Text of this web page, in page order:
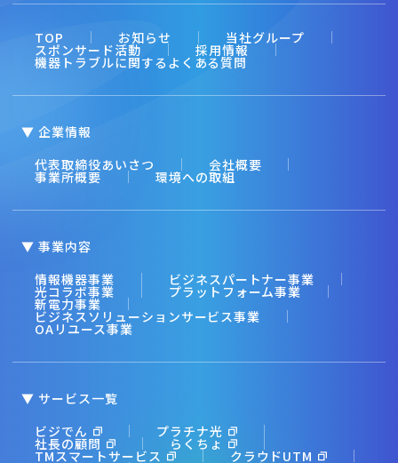
TOP お知らせ 当社グループ
スポンサード活動 採用情報
機器トラブルに関するよくある質問
▼ 企業情報
代表取締役あいさつ
会社概要
事業所概要 環境への取組
▼ 事業内容
情報機器事業
ビジネスパートナー事業
光コラボ事業 プラットフォーム事業
新電力事業
ビジネスソリューションサービス事業
OAリユース事業
▼ サービス一覧
ビジでん
プラチナ光
社長の顧問 らくちょ
TMスマートサービス クラウドUTM